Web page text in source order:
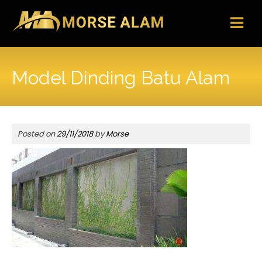
content
Model Dinding Batu Alam
Posted on29/11/2018byMorse